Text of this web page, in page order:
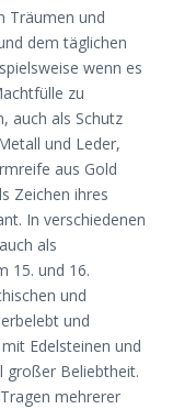
Träumen und
dem täglichen
wenn es
zu
auch als Schutz
und Leder,
aus Gold
Zeichen ihres
In verschiedenen
als
15. und 16.
und
und
Edelsteinen und
großer Beliebtheit.
mehrerer